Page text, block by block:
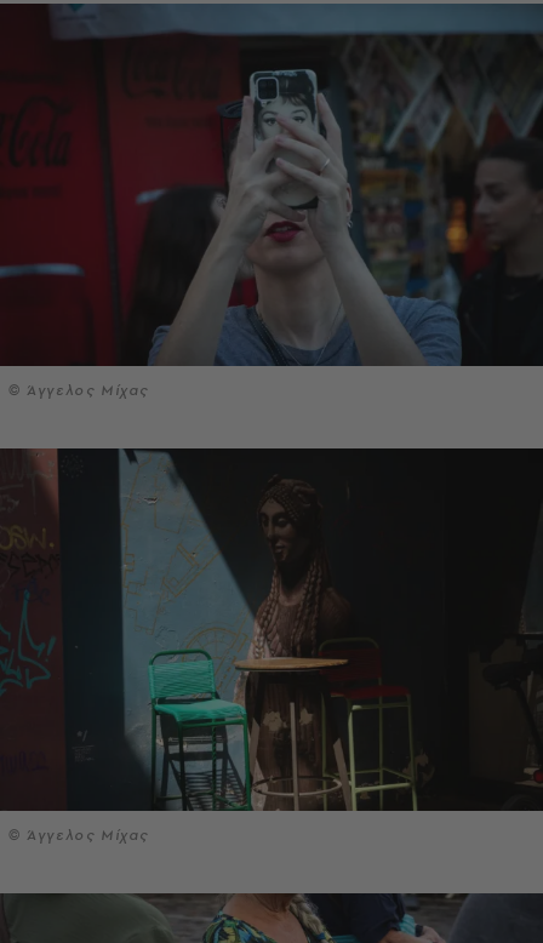
© Άγγελος Μίχας
© Άγγελος Μίχας